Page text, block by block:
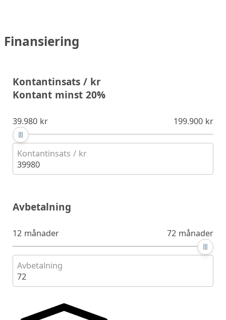
Finansiering
Kontantinsats / kr
Kontant minst 20%
39.980 kr 199.900 kr
Kontantinsats / kr
39980
Avbetalning
12 månader 72 månader
Avbetalning
72